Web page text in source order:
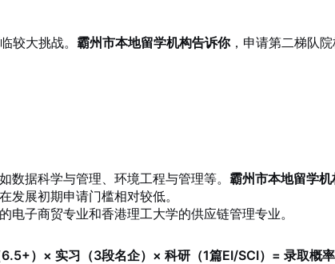
较大挑战。 霸州市本地留学机构告诉你，申请第二梯队
数据科学与管理、环境工程与管理等。 霸州市本地留学
发展初期申请门槛相对较低。
子商贸专业和香港理工大学的供应链管理专业。
）× 实习（3段名企）× 科研（1篇EI/SCI）= 录取概